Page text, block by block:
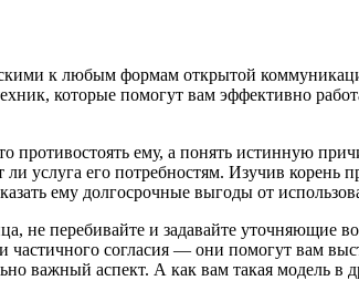
к любым формам открытой
которые помогут вам эффективно
ему, а понять истинную
услуга его потребностям. Изучив корень
ему долгосрочные выгоды от
не перебивайте и задавайте уточняющие
частичного согласия — они помогут вам
важный аспект. А как вам такая модель в